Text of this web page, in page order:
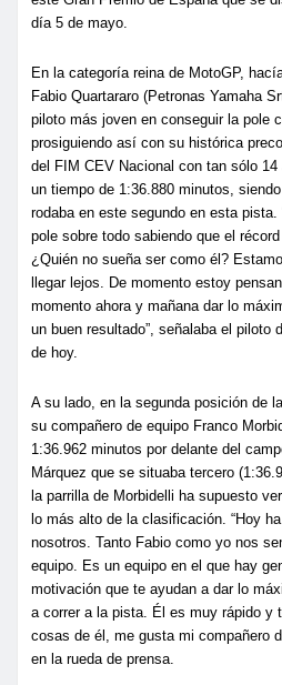
día 5 de mayo.
En la categoría reina de MotoGP,
Fabio Quartararo (Petronas Yamaha
piloto más joven en conseguir la pole
prosiguiendo así con su histórica
del FIM CEV Nacional con tan sólo
un tiempo de 1:36.880 minutos,
rodaba en este segundo en esta
pole sobre todo sabiendo que el
¿Quién no sueña ser como él?
llegar lejos. De momento estoy
momento ahora y mañana dar lo
un buen resultado”, señalaba el piloto
de hoy.
A su lado, en la segunda posición de
su compañero de equipo Franco
1:36.962 minutos por delante del
Márquez que se situaba tercero
la parrilla de Morbidelli ha supuesto
lo más alto de la clasificación. “Hoy
nosotros. Tanto Fabio como yo nos
equipo. Es un equipo en el que hay
motivación que te ayudan a dar lo
a correr a la pista. Él es muy rápido y
cosas de él, me gusta mi compañero
en la rueda de prensa.